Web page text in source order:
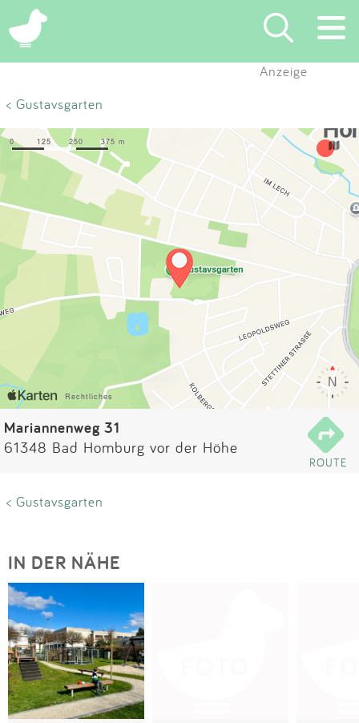
×
Eintragen
App
Blog
Partner
Kontakt
Impressum
Anzeige
< Gustavsgarten
Mariannenweg 31
61348 Bad Homburg vor der Höhe
ROUTE
< Gustavsgarten
IN DER NÄHE